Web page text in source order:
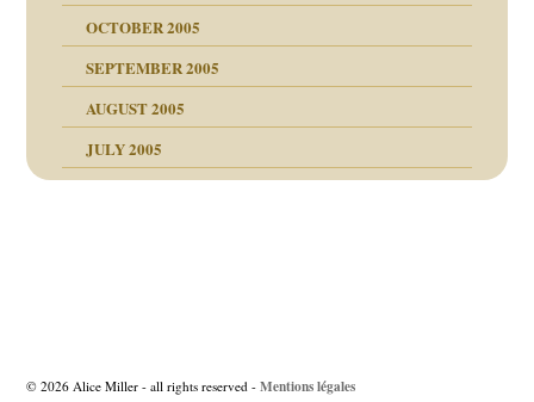
OCTOBER 2005
SEPTEMBER 2005
AUGUST 2005
JULY 2005
© 2026 Alice Miller - all rights reserved -Mentions légales